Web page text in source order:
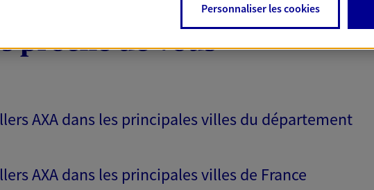
proche de vous
AXA dans les principales villes du département
AXA dans les principales villes de France
Personnaliser les cookies